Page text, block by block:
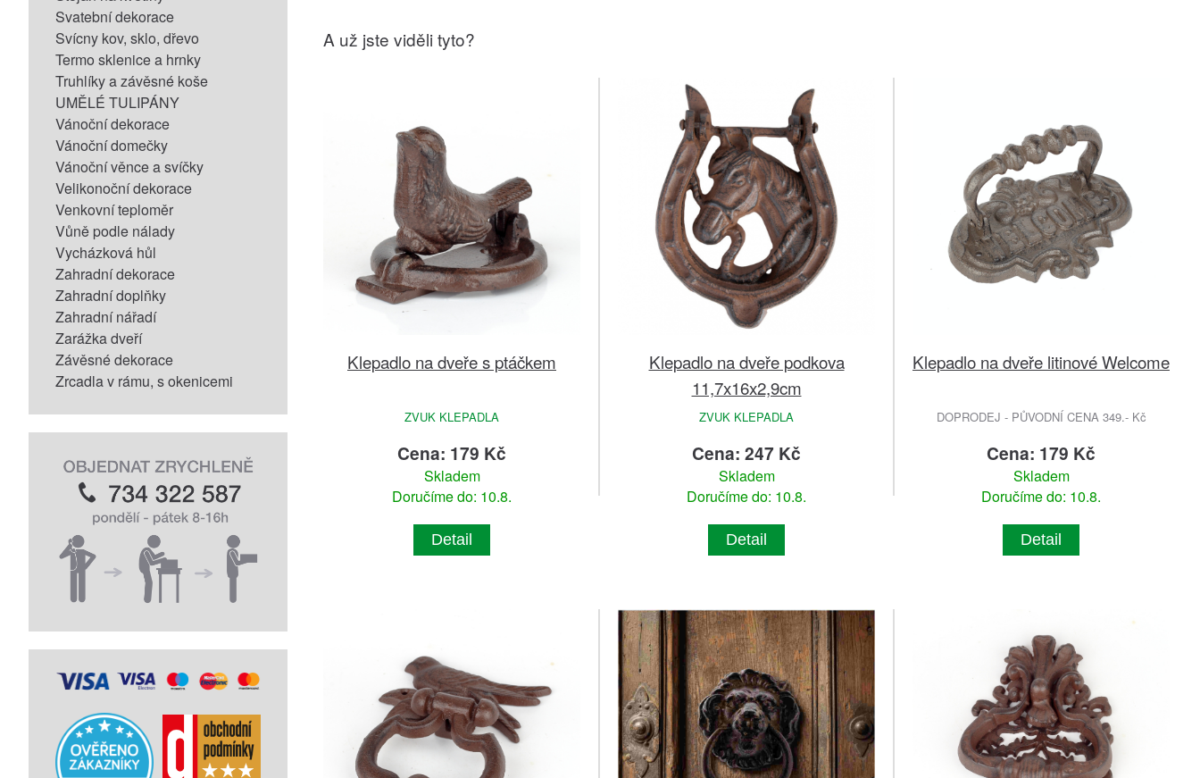
Svatební dekorace
Svícny kov, sklo, dřevo
Termo sklenice a hrnky
Truhlíky a závěsné koše
UMĚLÉ TULIPÁNY
Vánoční dekorace
Vánoční domečky
Vánoční věnce a svíčky
Velikonoční dekorace
Venkovní teploměr
Vůně podle nálady
Vycházková hůl
Zahradní dekorace
Zahradní doplňky
Zahradní nářadí
Zarážka dveří
Závěsné dekorace
Zrcadla v rámu, s okenicemi
A už jste viděli tyto?
Klepadlo na dveře s ptáčkem
ZVUK KLEPADLA
Cena: 179 Kč
Skladem
Doručíme do: 10.8.
Detail
Klepadlo na dveře podkova
11,7x16x2,9cm
ZVUK KLEPADLA
Cena: 247 Kč
Skladem
Doručíme do: 10.8.
Detail
Klepadlo na dveře litinové Welcome
DOPRODEJ - PŮVODNÍ CENA 349.- Kč
Cena: 179 Kč
Skladem
Doručíme do: 10.8.
Detail